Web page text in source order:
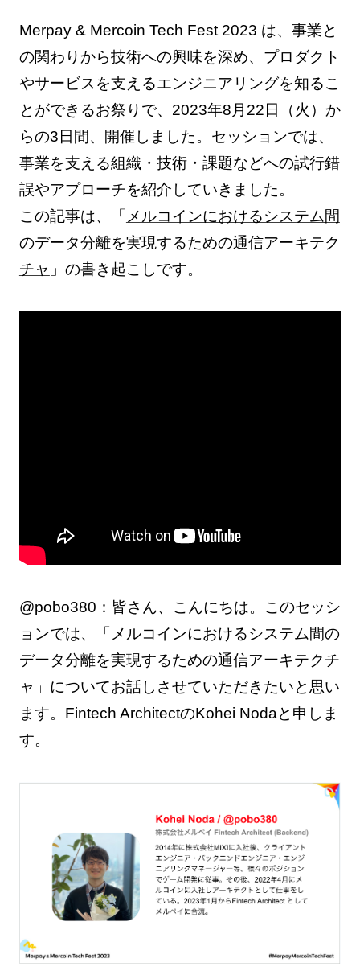
Merpay & Mercoin Tech Fest 2023 は、事業と
の関わりから技術への興味を深め、プロダクト
やサービスを支えるエンジニアリングを知るこ
とができるお祭りで、2023年8月22日（火）か
らの3日間、開催しました。セッションでは、
事業を支える組織・技術・課題などへの試行錯
誤やアプローチを紹介していきました。
この記事は、「 メルコインにおけるシステム間
のデータ分離を実現するための通信アーキテク
チャ 」の書き起こしです。
@pobo380：皆さん、こんにちは。このセッシ
ョンでは、「メルコインにおけるシステム間の
データ分離を実現するための通信アーキテクチ
ャ」についてお話しさせていただきたいと思い
ます。Fintech ArchitectのKohei Nodaと申しま
す。